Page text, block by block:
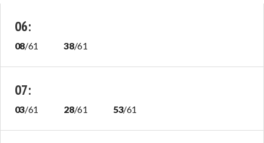
06:
08/61 38/61
07:
03/61 28/61 53/61